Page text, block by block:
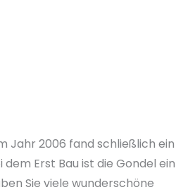
Jahr 2006 fand schließlich ein
Erst Bau ist die Gondel ein
Sie viele wunderschöne